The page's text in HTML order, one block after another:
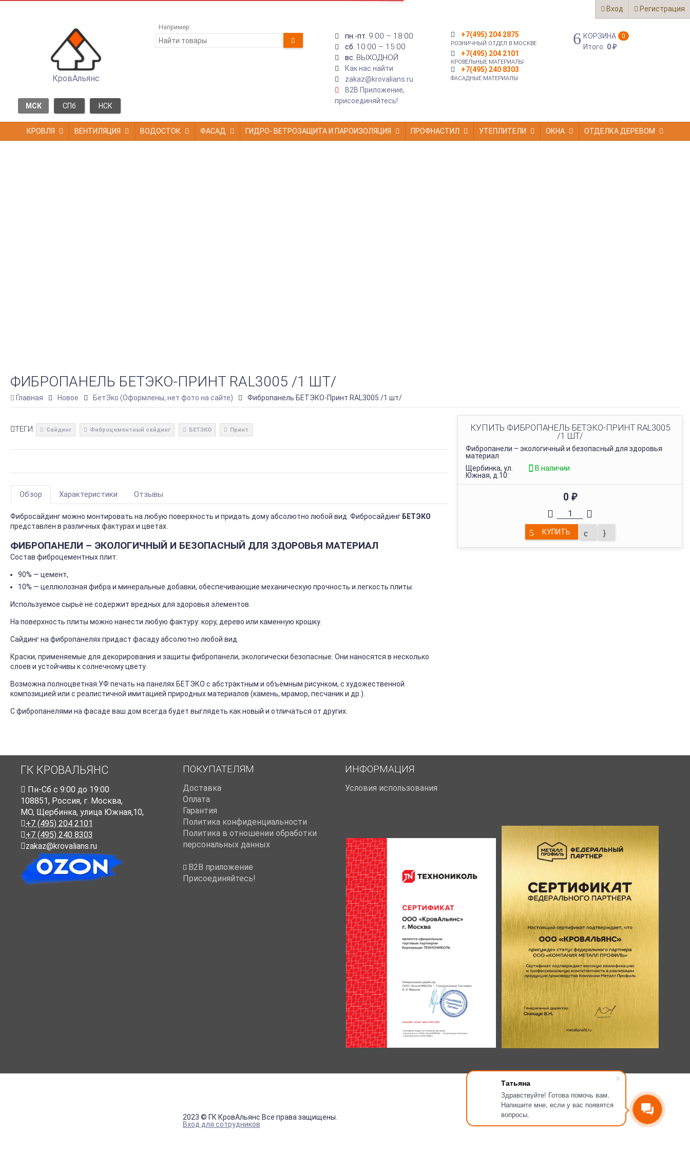
Татьяна
Здравствуйте! Готова помочь вам.
Напишите мне, если у вас появятся
вопросы.
Вход Регистрация
КровАльянс
МСК СПб НСК
Например:
пн.-пт. 9:00 – 18:00
сб. 10:00 – 15:00
вс. ВЫХОДНОЙ
Как нас найти
zakaz@krovalians.ru
B2B Приложение,
присоединяйтесь!
+7(495) 204 2875
РОЗНИЧНЫЙ ОТДЕЛ В МОСКВЕ
+7(495) 204 2101
КРОВЕЛЬНЫЕ МАТЕРИАЛЫ
+7(495) 240 8303
ФАСАДНЫЕ МАТЕРИАЛЫ
КОРЗИНА 0
Итого: 0₽
КРОВЛЯ ВЕНТИЛЯЦИЯ ВОДОСТОК ФАСАД ГИДРО- ВЕТРОЗАЩИТА И ПАРОИЗОЛЯЦИЯ ПРОФНАСТИЛ УТЕПЛИТЕЛИ ОКНА ОТДЕЛКА ДЕРЕВОМ
ФИБРОПАНЕЛЬ БЕТЭКО-ПРИНТ RAL3005 /1 ШТ/
Главная Новое БетЭко (Оформлены, нет фото на сайте) Фибропанель БЕТЭКО-Принт RAL3005 /1 шт/
КУПИТЬ ФИБРОПАНЕЛЬ БЕТЭКО-ПРИНТ RAL3005
/1 ШТ/
Фибропанели – экологичный и безопасный для здоровья
материал
Щербинка, ул.
Южная, д.10:
В наличии
0 ₽
КУПИТЬ
ТЕГИ: Сайдинг Фиброцементный сайдинг БЕТЭКО Принт
Обзор Характеристики Отзывы
Фибросайдинг можно монтировать на любую поверхность и придать дому абсолютно любой вид. Фибросайдинг БЕТЭКО
представлен в различных фактурах и цветах.
ФИБРОПАНЕЛИ – ЭКОЛОГИЧНЫЙ И БЕЗОПАСНЫЙ ДЛЯ ЗДОРОВЬЯ МАТЕРИАЛ
Состав фиброцементных плит:
90% — цемент,
10% — целлюлозная фибра и минеральные добавки, обеспечивающие механическую прочность и легкость плиты.
Используемое сырьё не содержит вредных для здоровья элементов.
На поверхность плиты можно нанести любую фактуру: кору, дерево или каменную крошку.
Сайдинг на фибропанелях придаст фасаду абсолютно любой вид.
Краски, применяемые для декорирования и защиты фибропанели, экологически безопасные. Они наносятся в несколько
слоев и устойчивы к солнечному цвету.
Возможна полноцветная УФ печать на панелях БЕТЭКО с абстрактным и объёмным рисунком, с художественной
композицией или с реалистичной имитацией природных материалов (камень, мрамор, песчаник и др.).
С фибропанелями на фасаде ваш дом всегда будет выглядеть как новый и отличаться от других.
ГК КРОВАЛЬЯНС
Пн-Cб с 9:00 до 19:00
108851, Россия, г. Москва,
МО, Щербинка, улица Южная,10,
+7 (495) 204 2101
+7 (495) 240 8303
zakaz@krovalians.ru
ПОКУПАТЕЛЯМ
Доставка
Оплата
Гарантия
Политика конфиденциальности
Политика в отношении обработки
персональных данных
B2B приложение
Присоединяйтесь!
ИНФОРМАЦИЯ
Условия использования
2023 © ГК КровАльянс Все права защищены.
Вход для сотрудников